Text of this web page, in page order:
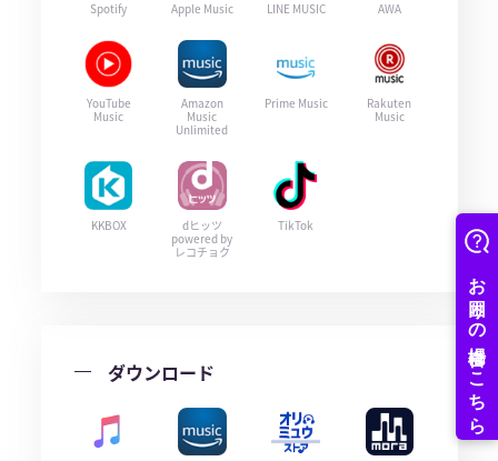
Spotify Apple Music LINE MUSIC AWA
YouTube
Music
Amazon
Music
Unlimited
Prime Music
Rakuten
Music
KKBOX
dヒッツ
powered by
レコチョク
TikTok
ダウンロード